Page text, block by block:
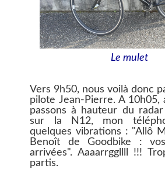
Le mulet
Vers 9h50, nous voilà donc
pilote Jean-Pierre. A 10h05,
passons à hauteur du
sur la N12, mon
quelques vibrations : "Allô
Benoît de Goodbike :
arrivées". Aaaarrggllll !!!
partis.